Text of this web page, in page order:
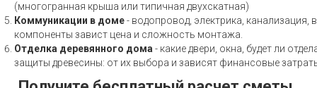
(многогранная крыша или типичная двухскатная)
Коммуникации в доме- водопровод, электрика, канализация,
компоненты завист цена и сложность монтажа.
Отделка деревянного дома - какие двери, окна, будет ли
защиты древесины: от их выбора и зависят финансовые